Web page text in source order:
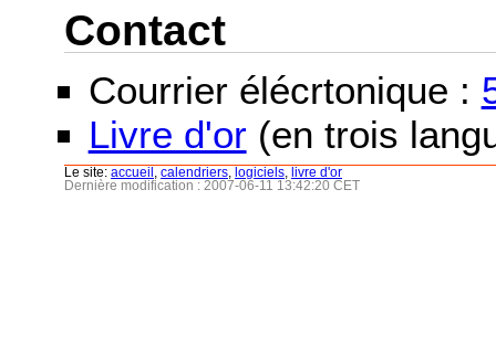
Contact
Courrier élécrtonique :
Livre d'or (en trois
Le site: accueil calendriers logiciels
livre d'or
Dernière modification : 2007-06-11 13:42:20 CET